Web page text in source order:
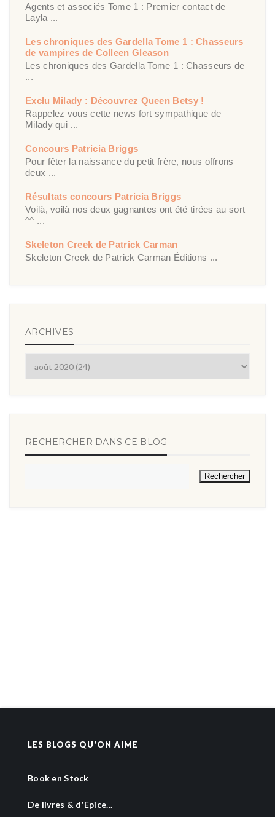
Agents et associés Tome 1 : Premier contact de
Layla ...
Les chroniques des Gardella Tome 1 : Chasseurs
de vampires de Colleen Gleason
Les chroniques des Gardella Tome 1 : Chasseurs de
...
Exclu Milady : Découvrez Queen Betsy !
Rappelez vous cette news fort sympathique de
Milady qui ...
Concours Patricia Briggs
Pour fêter la naissance du petit frère, nous offrons
deux ...
Résultats concours Patricia Briggs
Voilà, voilà nos deux gagnantes ont été tirées au sort
^^ ...
Skeleton Creek de Patrick Carman
Skeleton Creek de Patrick Carman Éditions ...
ARCHIVES
RECHERCHER DANS CE BLOG
LES BLOGS QU'ON AIME
Book en Stock
De livres & d'Epice...